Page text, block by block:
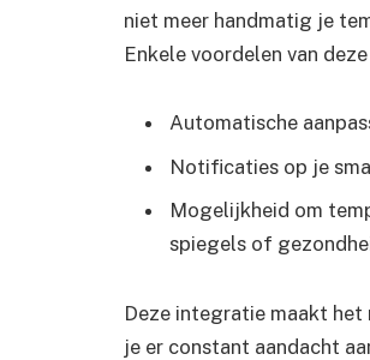
niet meer handmatig je
Enkele voordelen van
Automatische
Notificaties op je
Mogelijkheid om
spiegels of
Deze integratie maakt
je er constant aandacht